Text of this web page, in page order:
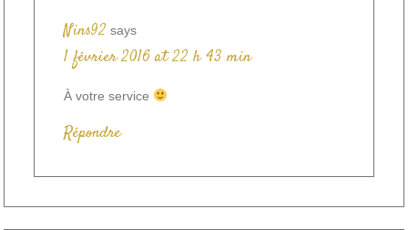
Nins92 says
1 février 2016 at 22 h 43 min
À votre service
Répondre